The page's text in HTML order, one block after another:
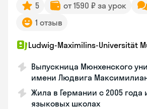
5 от 1590 ₽ за урок
1 отзыв
Ludwig-Maximilins-Universität
Выпускница Мюнхенского
имени Людвига
Жила в Германии с 2005 года
языковых школах